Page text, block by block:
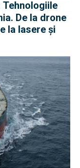
De la drone
la lasere și